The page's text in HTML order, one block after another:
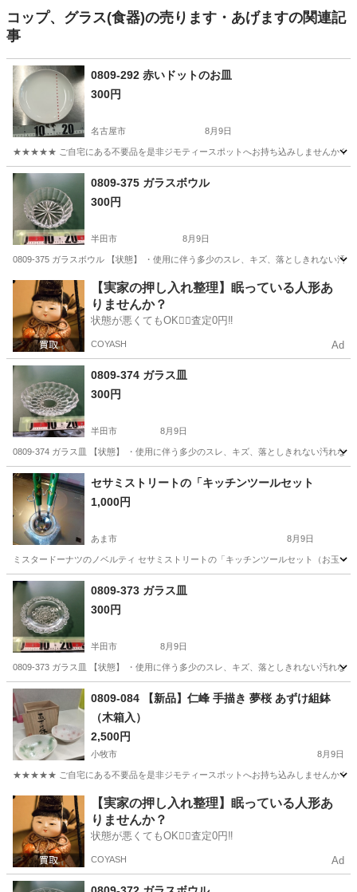
コップ、グラス(食器)の売ります・あげますの関連記
事
0809-292 赤いドットのお皿
300円
名古屋市 8月9日
★★★★★ ご自宅にある不要品を是非ジモティースポットへお持ち込みしませんか？
愛知 名古屋市 現地
0809-375 ガラスボウル
300円
半田市 8月9日
0809-375 ガラスボウル 【状態】 ・使用に伴う多少のスレ、キズ、落としきれない
愛知 半田市 食器 現地
【実家の押し入れ整理】眠っている人形あ
りませんか？
状態が悪くてもOK🙆‍♀️査定0円‼️
COYASH Ad
0809-374 ガラス皿
300円
半田市 8月9日
0809-374 ガラス皿 【状態】 ・使用に伴う多少のスレ、キズ、落としきれない汚れ
愛知 半田市 食器 現地
セサミストリートの「キッチンツールセット
1,000円
あま市 8月9日
ミスタードーナツのノベルティ セサミストリートの「キッチンツールセット（お玉・
愛知 あま市 ノベルティグッズ
0809-373 ガラス皿
300円
半田市 8月9日
0809-373 ガラス皿 【状態】 ・使用に伴う多少のスレ、キズ、落としきれない汚れ
愛知 半田市 現地
0809-084 【新品】仁峰 手描き 夢桜 あずけ組鉢
（木箱入）
2,500円
小牧市 8月9日
★★★★★ ご自宅にある不要品を是非ジモティースポットへお持ち込みしませんか？
愛知 小牧市 食器 現地
【実家の押し入れ整理】眠っている人形あ
りませんか？
状態が悪くてもOK🙆‍♀️査定0円‼️
COYASH Ad